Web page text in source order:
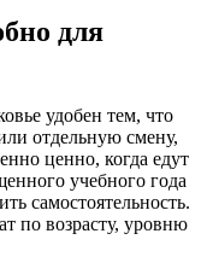
для
удобен тем, что
отдельную смену,
ценно, когда едут
учебного года
самостоятельность.
по возрасту, уровню